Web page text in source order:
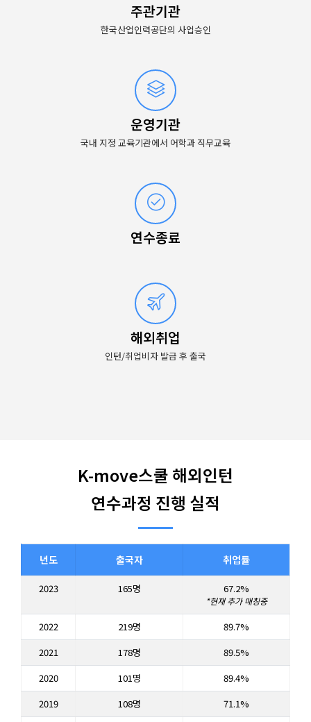
주관기관
한국산업인력공단의 사업승인
운영기관
국내 지정 교육기관에서 어학과 직무교육
연수종료
해외취업
인턴/취업비자 발급 후 출국
K-move스쿨 해외인턴
연수과정 진행 실적
년도 출국자 취업률
2023 165명 67.2%
*현재 추가 매칭중
2022 219명
89.7%
2021
178명
89.5%
2020
101명
89.4%
2019
108명
71.1%